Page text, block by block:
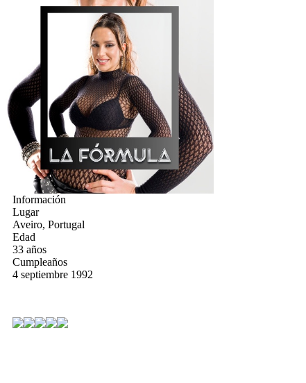
Información
Lugar
Aveiro, Portugal
Edad
33 años
Cumpleaños
4 septiembre 1992